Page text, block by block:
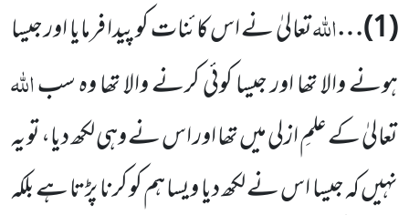
(
1
)…اللہتعالیٰ نے اس کائنات کو پیدا فرمایا اور جیسا
ہونے والا تھا اور جیسا کوئی کرنے والا تھا وہ سباللہ
تعالیٰ کے علمِ ازلی میں تھا اور اس نے وہی لکھ دیا، تو یہ
نہیں کہ جیسا اس نے لکھ دیا ویسا ہم کو کرنا پڑتا ہے بلکہ